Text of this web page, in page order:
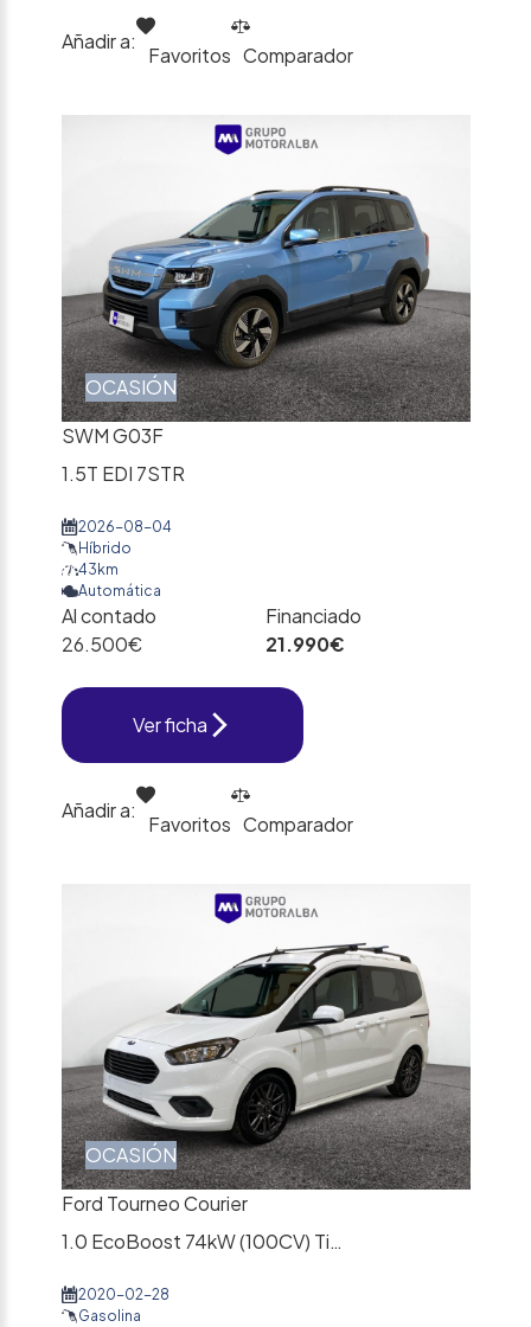
Añadir a:
Favoritos Comparador
OCASIÓN
SWM G03F
1.5T EDI 7STR
2026-08-04
Híbrido
43km
Automática
Al contado
26.500€
Financiado
21.990€
Ver ficha
Añadir a:
Favoritos Comparador
OCASIÓN
Ford Tourneo Courier
1.0 EcoBoost 74kW (100CV) Titanium
2020-02-28
Gasolina